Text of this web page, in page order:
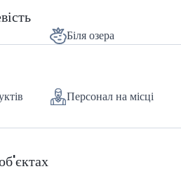
Біля озера
Персонал на місці